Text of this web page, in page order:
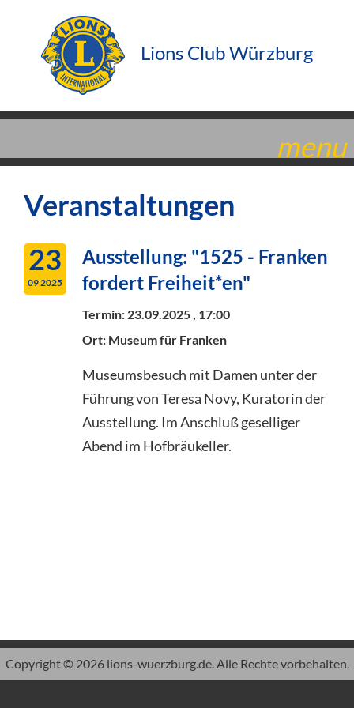
Lions Club Würzburg
menu
Veranstaltungen
23
09 2025
Ausstellung: "1525 - Franken
fordert Freiheit*en"
Termin: 23.09.2025 , 17:00
Ort: Museum für Franken
Museumsbesuch mit Damen unter der
Führung von Teresa Novy, Kuratorin der
Ausstellung. Im Anschluß geselliger
Abend im Hofbräukeller.
Copyright © 2026 lions-wuerzburg.de. Alle Rechte vorbehalten.